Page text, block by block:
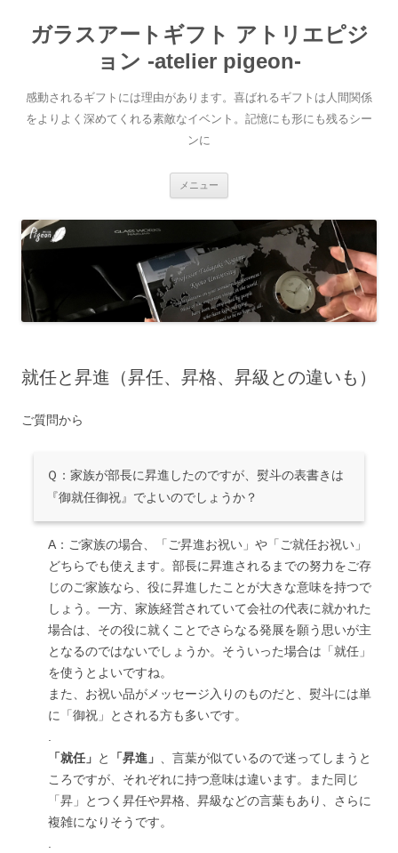
ガラスアートギフト アトリエピジ
ョン -atelier pigeon-
感動されるギフトには理由があります。喜ばれるギフトは人間関係
をよりよく深めてくれる素敵なイベント。記憶にも形にも残るシー
ンに
メニュー
へ
移
動
就任と昇進（昇任、昇格、昇級との違いも）
ご質問から
Ｑ：家族が部長に昇進したのですが、熨斗の表書きは
『御就任御祝』でよいのでしょうか？
A：ご家族の場合、「ご昇進お祝い」や「ご就任お祝い」
どちらでも使えます。部長に昇進されるまでの努力をご存
じのご家族なら、役に昇進したことが大きな意味を持つで
しょう。一方、家族経営されていて会社の代表に就かれた
場合は、その役に就くことでさらなる発展を願う思いが主
となるのではないでしょうか。そういった場合は「就任」
を使うとよいですね。
また、お祝い品がメッセージ入りのものだと、熨斗には単
に「御祝」とされる方も多いです。
「就任」 と 「昇進」
、言葉が似ているので迷ってしまうと
ころですが、それぞれに持つ意味は違います。また同じ
「昇」とつく昇任や昇格、昇級などの言葉もあり、さらに
複雑になりそうです。